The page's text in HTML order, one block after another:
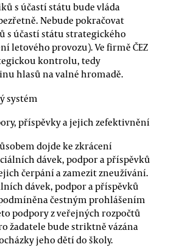
s účastí státu bude vláda
Nebude pokračovat
s účastí státu strategického
letového provozu). Ve firmě ČEZ
kontrolu, tedy
hlasů na valné hromadě.
systém
příspěvky a jejich zefektivnění
dojde ke zkrácení
dávek, podpor a příspěvků
čerpání a zamezit zneužívání.
dávek, podpor a příspěvků
čestným prohlášením
podpory z veřejných rozpočtů
žadatele bude striktně vázána
jeho dětí do školy.